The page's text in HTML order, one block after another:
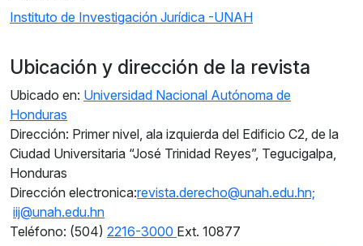
Instituto de Investigación Jurídica -UNAH
Ubicación y dirección de la revista
Ubicado en: Universidad Nacional Autónoma de
Honduras
Dirección: Primer nivel, ala izquierda del Edificio C2, de la
Ciudad Universitaria “José Trinidad Reyes”, Tegucigalpa,
Honduras
Dirección electronica:revista.derecho@unah.edu.hn;
iij@unah.edu.hn
Teléfono: (504) 2216-3000 Ext. 10877